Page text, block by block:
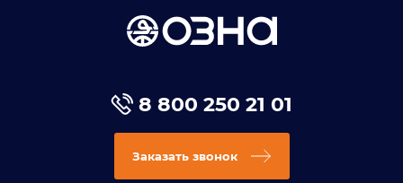
8 800 250 21 01
Заказать звонок